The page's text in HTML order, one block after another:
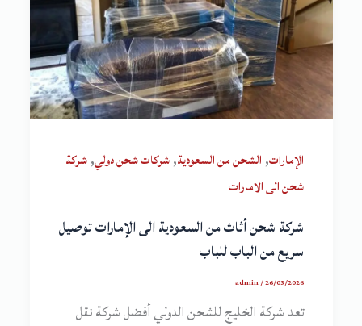
الإمارات, الشحن من السعودية,شركات شحن دولي,شركة
شحن الى الامارات
شركة شحن أثاث من السعودية الى الإمارات توصيل
سريع من الباب للباب
admin/26/03/2026
تعد شركة الخليج للشحن الدولي أفضل شركة نقل